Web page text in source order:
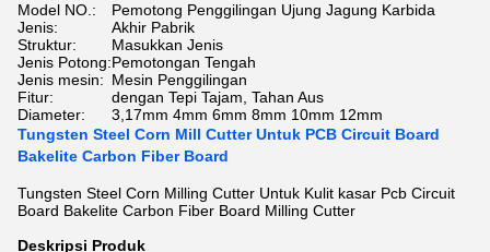
Model NO.:
Pemotong Penggilingan Ujung Jagung Karbida
Jenis:
Akhir Pabrik
Struktur:
Masukkan Jenis
Jenis Potong:Pemotongan Tengah
Jenis mesin: Mesin Penggilingan
Fitur:
dengan Tepi Tajam, Tahan Aus
Diameter:
3,17mm 4mm 6mm 8mm 10mm 12mm
Tungsten Steel Corn Mill Cutter Untuk PCB Circuit Board
Bakelite Carbon Fiber Board
Tungsten Steel Corn Milling Cutter Untuk Kulit kasar Pcb Circuit
Board Bakelite Carbon Fiber Board Milling Cutter
Deskripsi Produk